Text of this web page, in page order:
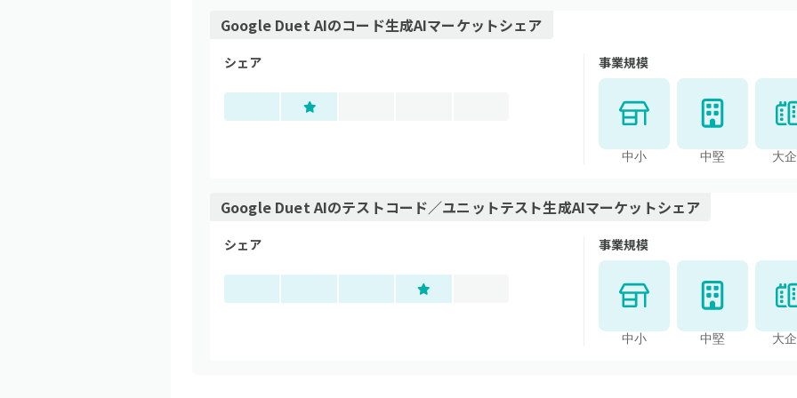
Google Duet AIのコード生成AIマーケットシェア
シェア 事業規模
中小 中堅 大
Google Duet AIのテストコード／ユニットテスト生成AIマーケットシェア
シェア 事業規模
中小 中堅 大